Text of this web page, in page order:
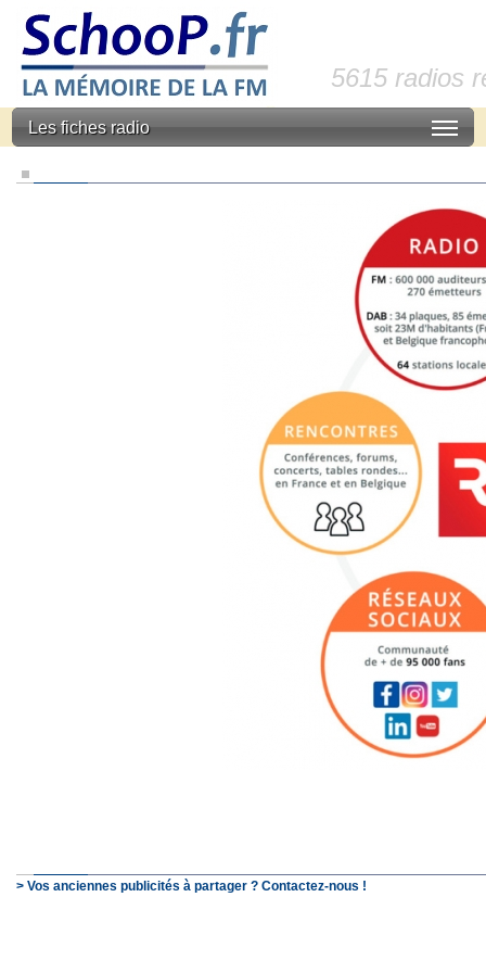
5615 radios
Les fiches radio
> Vos anciennes publicités à partager ? Contactez-nous !